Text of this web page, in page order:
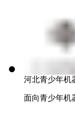
河北青少年机
面向青少年机